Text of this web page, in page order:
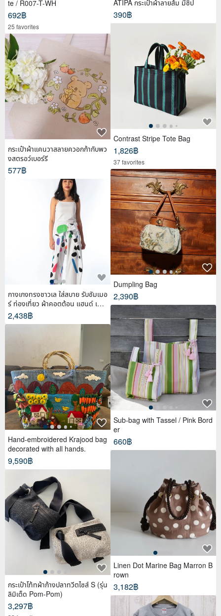
te / R007-T-WH
692฿
25 favorites
กระเป๋าผ้าแคนวาสลายควอกก้ากับพว
งสตรอว์เบอร์รี
577฿
กางเกงทรงชาวเล ใส่สบาย รับซัมเมอ
ร์ ท่องเที่ยว ผ้าคอตต้อน แฮนด์ เพ้น
ท์
2,438฿
Hand-embroidered Krajood bag
decorated with all hands.
9,590฿
กระเป๋าโท้ทผ้าก้างปลาทวีตไซส์ S (รุ่น
ลิมิเต็ด Pom-Pom)
3,297฿
ATIPA กระเป๋าผ้าลายส้ม มีซิป
390฿
Contrast Stripe Tote Bag
1,826฿
37 favorites
Dumpling Bag
2,390฿
Sub-bag with Tassel / Pink Bord
er
660฿
Linen Dot Marine Bag Marron B
rown
3,182฿